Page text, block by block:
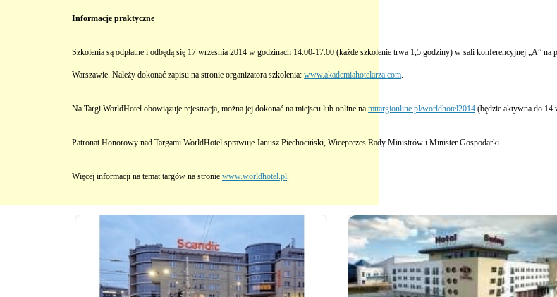
Informacje praktyczne
Szkolenia są odpłatne i odbędą się 17 września 2014 w godzinach 14.00-17.00 (każde szkolenie trwa 1,5 godziny) w sali konferencyjnej „A”
Warszawie. Należy dokonać zapisu na stronie organizatora szkolenia: www.akademiahotelarza.com.
Na Targi WorldHotel obowiązuje rejestracja, można jej dokonać na miejscu lub online na mttargionline.pl/worldhotel2014 (będzie aktywna do 14
Patronat Honorowy nad Targami WorldHotel sprawuje Janusz Piechociński, Wiceprezes Rady Ministrów i Minister Gospodarki.
Więcej informacji na temat targów na stronie www.worldhotel.pl.